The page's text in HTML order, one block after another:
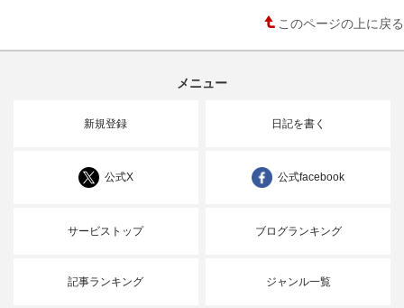
このページの上に戻る
メニュー
新規登録 日記を書く
公式X 公式facebook
サービストップ ブログランキング
記事ランキング ジャンル一覧